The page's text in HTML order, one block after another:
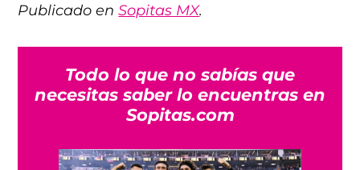
Publicado enSopitas MX.
Todo lo que no sabías que
necesitas saber lo encuentras en
Sopitas.com